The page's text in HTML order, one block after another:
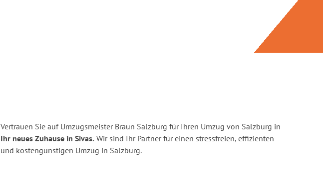
Vertrauen Sie auf Umzugsmeister Braun Salzburg für Ihren Umzug von Salzburg in
Ihr neues Zuhause in Sivas. Wir sind Ihr Partner für einen stressfreien, effizienten
und kostengünstigen Umzug in Salzburg.